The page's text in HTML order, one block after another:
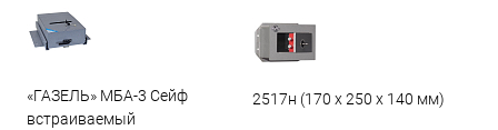
«ГАЗЕЛЬ» МБА-3 Сейф
встраиваемый
2517н (170 х 250 х 140 мм)